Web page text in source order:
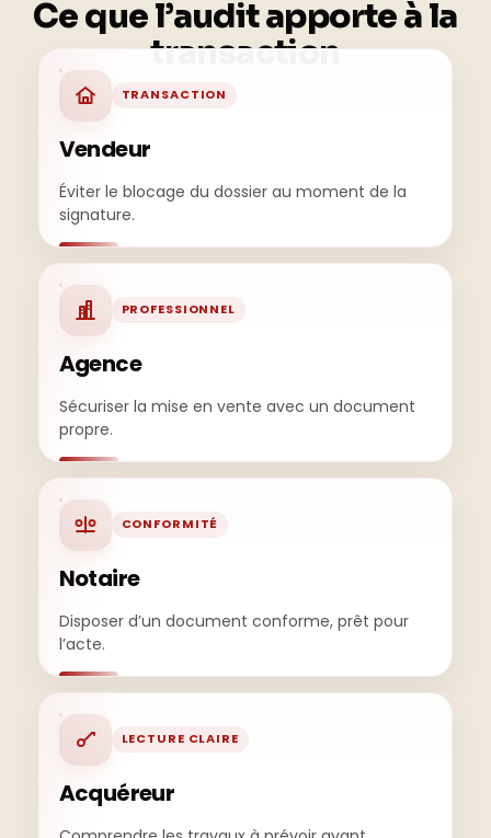
Ce que l’audit apporteà la
transaction
TRANSACTION
Vendeur
Éviter le blocage du dossier au moment de la
signature.
PROFESSIONNEL
Agence
Sécuriser la mise en vente avec un document
propre.
CONFORMITÉ
Notaire
Disposer d’un document conforme, prêt pour
l’acte.
LECTURE CLAIRE
Acquéreur